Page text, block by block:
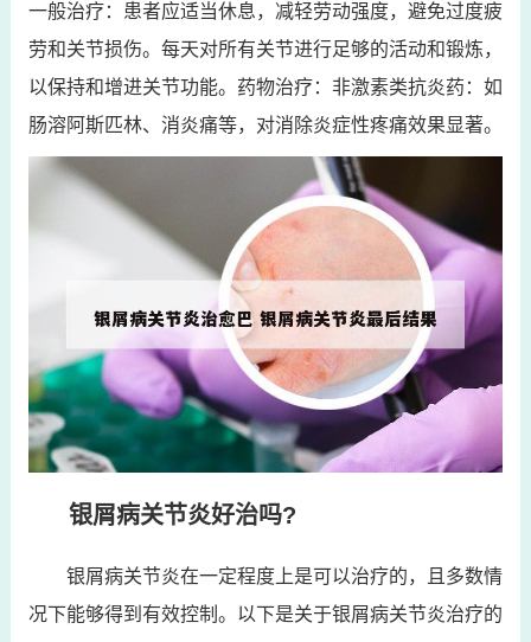
一般治疗：患者应适当休息，减轻劳动强度，避免过度疲
劳和关节损伤。每天对所有关节进行足够的活动和锻炼，
以保持和增进关节功能。药物治疗：非激素类抗炎药：如
肠溶阿斯匹林、消炎痛等，对消除炎症性疼痛效果显著。
银屑病关节炎好治吗?
银屑病关节炎在一定程度上是可以治疗的，且多数情
况下能够得到有效控制。以下是关于银屑病关节炎治疗的